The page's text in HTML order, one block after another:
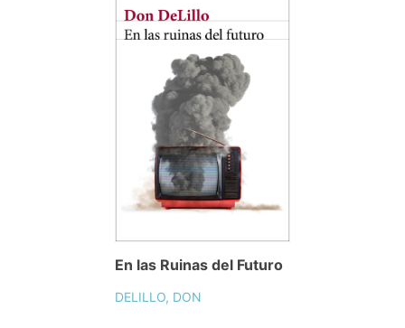
En las Ruinas del Futuro
DELILLO, DON